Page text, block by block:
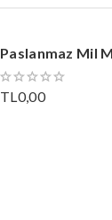
Paslanmaz Mil
TL0,00